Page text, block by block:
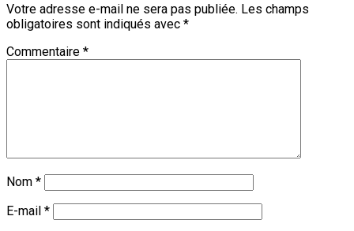
Votre adresse e-mail ne sera pas publiée. Les champs
obligatoires sont indiqués avec *
Commentaire *
Nom *
E-mail *